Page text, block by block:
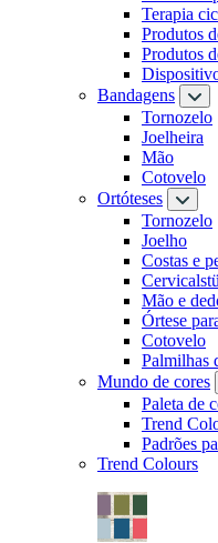
Terapia
Produtos
Produtos
Bandagens
Tornozelo
Joelheira
Mão
Cotovelo
Ortóteses
Tornozelo
Joelho
Costas e
Mão e
Órtese
Cotovelo
Palmilhas
Mundo de cores
Paleta de
Trend
Padrões
Trend Colours